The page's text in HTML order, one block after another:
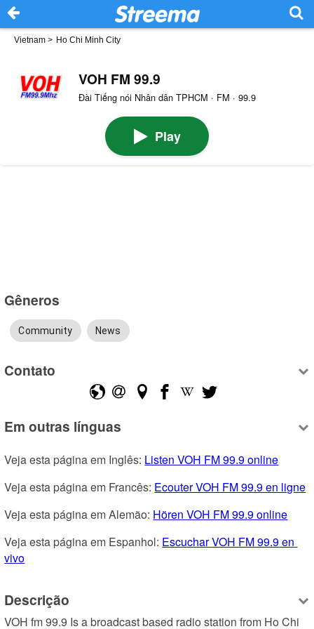
Vietnam > Ho Chi Minh City
VOH FM 99.9
Đài Tiếng nói Nhân dân TPHCM · FM · 99.9
Play
Gêneros
Community News
Contato
Em outras línguas
Veja esta página em Inglês: Listen VOH FM 99.9 online
Veja esta página em Francês: Ecouter VOH FM 99.9 en ligne
Veja esta página em Alemão: Hören VOH FM 99.9 online
Veja esta página em Espanhol: Escuchar VOH FM 99.9 en
vivo
Descrição
VOH fm 99.9 Is a broadcast based radio station from Ho Chi